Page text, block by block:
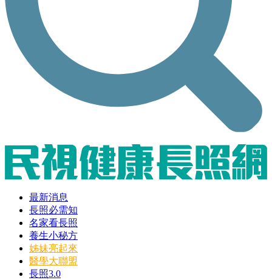
最新消息
長照必需知
名家看長照
養生小秘方
姊妹亮起來
醫學大聯盟
長照3.0